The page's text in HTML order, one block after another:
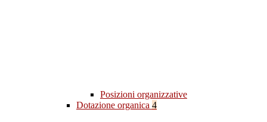
Posizioni organizzative
Dotazione organica 4